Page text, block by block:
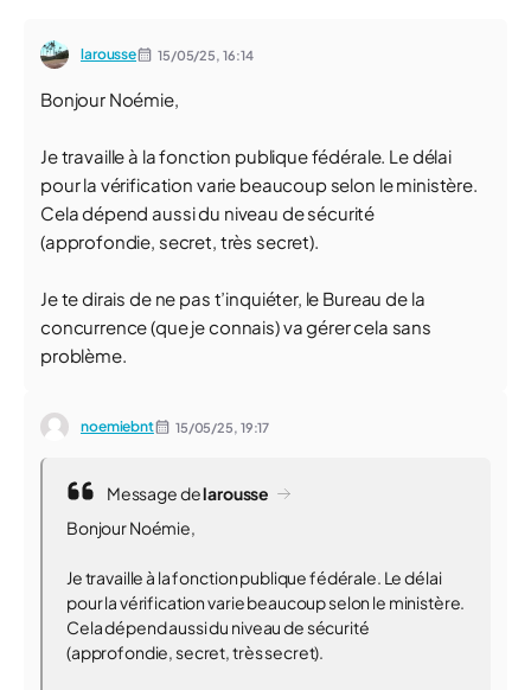
larousse 15/05/25, 16:14
Bonjour Noémie,
Je travaille à la fonction publique fédérale. Le délai
pour la vérification varie beaucoup selon le ministère.
Cela dépend aussi du niveau de sécurité
(approfondie, secret, très secret).
Je te dirais de ne pas t’inquiéter, le Bureau de la
concurrence (que je connais) va gérer cela sans
problème.
noemiebnt 15/05/25, 19:17
Message delarousse
Bonjour Noémie,
Je travaille à la fonction publique fédérale. Le délai
pour la vérification varie beaucoup selon le ministère.
Cela dépend aussi du niveau de sécurité
(approfondie, secret, très secret).